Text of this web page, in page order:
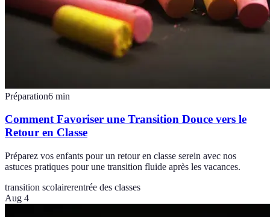
Préparation6 min
Comment Favoriser une Transition Douce vers le
Retour en Classe
Préparez vos enfants pour un retour en classe serein avec nos
astuces pratiques pour une transition fluide après les vacances.
transition scolairerentrée des classes
Aug 4